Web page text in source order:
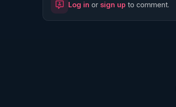
Log in or sign up to comment.